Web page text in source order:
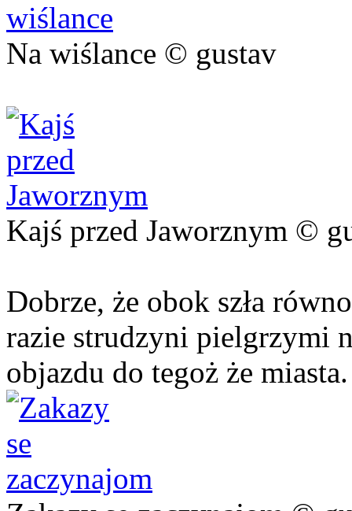
Na wiślance © gustav
Kajś przed Jaworznym ©
Dobrze, że obok szła
razie strudzyni pielgrzymi
objazdu do tegoż że miasta.